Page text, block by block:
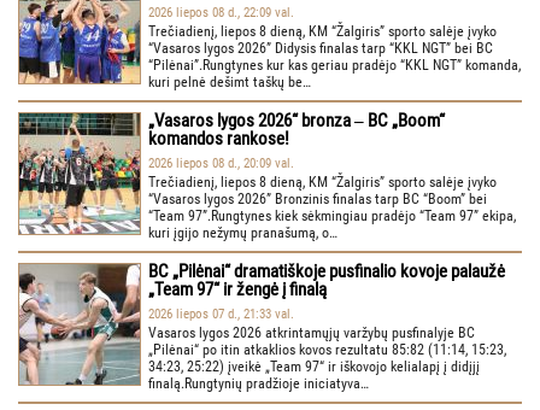
2026 liepos 08 d., 22:09 val.
Trečiadienį, liepos 8 dieną, KM “Žalgiris” sporto salėje įvyko
“Vasaros lygos 2026” Didysis finalas tarp “KKL NGT” bei BC
“Pilėnai”.Rungtynes kur kas geriau pradėjo “KKL NGT” komanda,
kuri pelnė dešimt taškų be…
„Vasaros lygos 2026“ bronza ‒ BC „Boom“
komandos rankose!
2026 liepos 08 d., 20:09 val.
Trečiadienį, liepos 8 dieną, KM “Žalgiris” sporto salėje įvyko
“Vasaros lygos 2026” Bronzinis finalas tarp BC “Boom” bei
“Team 97”.Rungtynes kiek sėkmingiau pradėjo “Team 97” ekipa,
kuri įgijo nežymų pranašumą, o…
BC „Pilėnai“ dramatiškoje pusfinalio kovoje palaužė
„Team 97“ ir žengė į finalą
2026 liepos 07 d., 21:33 val.
Vasaros lygos 2026 atkrintamųjų varžybų pusfinalyje BC
„Pilėnai“ po itin atkaklios kovos rezultatu 85:82 (11:14, 15:23,
34:23, 25:22) įveikė „Team 97“ ir iškovojo kelialapį į didįjį
finalą.Rungtynių pradžioje iniciatyva…